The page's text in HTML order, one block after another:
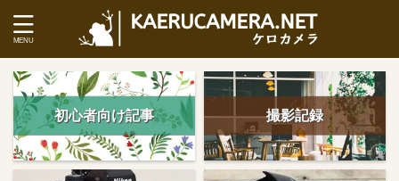
初心者向け記事 撮影記録